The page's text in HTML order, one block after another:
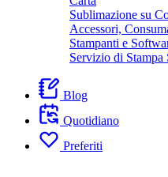
Sublimazione su
Accessori,
Stampanti e
Servizio di
Blog
Quotidiano
Preferiti